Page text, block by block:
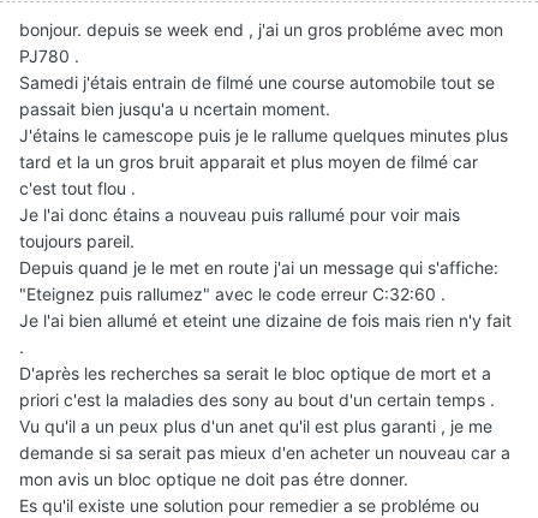
bonjour. depuis se week end , j'ai un gros probléme avec mon
PJ780 .
Samedi j'étais entrain de filmé une course automobile tout se
passait bien jusqu'a u ncertain moment.
J'étains le camescope puis je le rallume quelques minutes plus
tard et la un gros bruit apparait et plus moyen de filmé car
c'est tout flou .
Je l'ai donc étains a nouveau puis rallumé pour voir mais
toujours pareil.
Depuis quand je le met en route j'ai un message qui s'affiche:
"Eteignez puis rallumez" avec le code erreur C:32:60 .
Je l'ai bien allumé et eteint une dizaine de fois mais rien n'y fait
.
D'après les recherches sa serait le bloc optique de mort et a
priori c'est la maladies des sony au bout d'un certain temps .
Vu qu'il a un peux plus d'un anet qu'il est plus garanti , je me
demande si sa serait pas mieux d'en acheter un nouveau car a
mon avis un bloc optique ne doit pas étre donner.
Es qu'il existe une solution pour remedier a se probléme ou